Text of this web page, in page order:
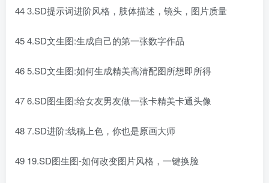
44 3.SD提示词进阶风格，肢体描述，镜头，图片质量
45 4.SD文生图:生成自己的第一张数字作品
46 5.SD文生图:如何生成精美高清配图所想即所得
47 6.SD图生图:给女友男友做一张卡精美卡通头像
48 7.SD进阶:线稿上色，你也是原画大师
49 19.SD图生图-如何改变图片风格，一键换脸